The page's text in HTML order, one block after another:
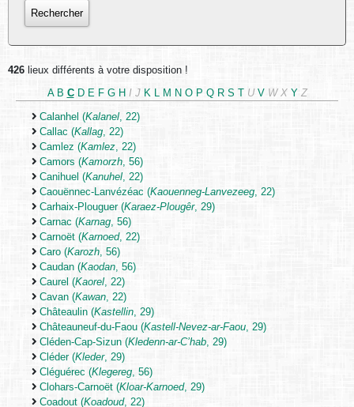
426 lieux différents à votre disposition !
A B C D E F G H I J K L M N O P Q R S T U V W X Y Z
Calanhel (Kalanel, 22)
Callac (Kallag, 22)
Camlez (Kamlez, 22)
Camors (Kamorzh, 56)
Canihuel (Kanuhel, 22)
Caouënnec-Lanvézéac (Kaouenneg-Lanvezeeg, 22)
Carhaix-Plouguer (Karaez-Plougêr, 29)
Carnac (Karnag, 56)
Carnoët (Karnoed, 22)
Caro (Karozh, 56)
Caudan (Kaodan, 56)
Caurel (Kaorel, 22)
Cavan (Kawan, 22)
Châteaulin (Kastellin, 29)
Châteauneuf-du-Faou (Kastell-Nevez-ar-Faou, 29)
Cléden-Cap-Sizun (Kledenn-ar-C’hab, 29)
Cléder (Kleder, 29)
Cléguérec (Klegereg, 56)
Clohars-Carnoët (Kloar-Karnoed, 29)
Coadout (Koadoud, 22)